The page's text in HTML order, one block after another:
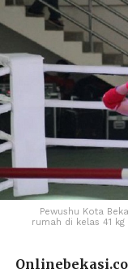
Pewushu Kota
rumah di kelas 41 kg